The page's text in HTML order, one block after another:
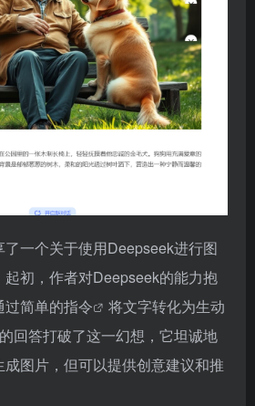
一个关于使用Deepseek进行图
起初，作者对Deepseek的能力抱
过简单的指令
将文字转化为生动
回答打破了这一幻想，它坦诚地
图片，但可以提供创意建议和推